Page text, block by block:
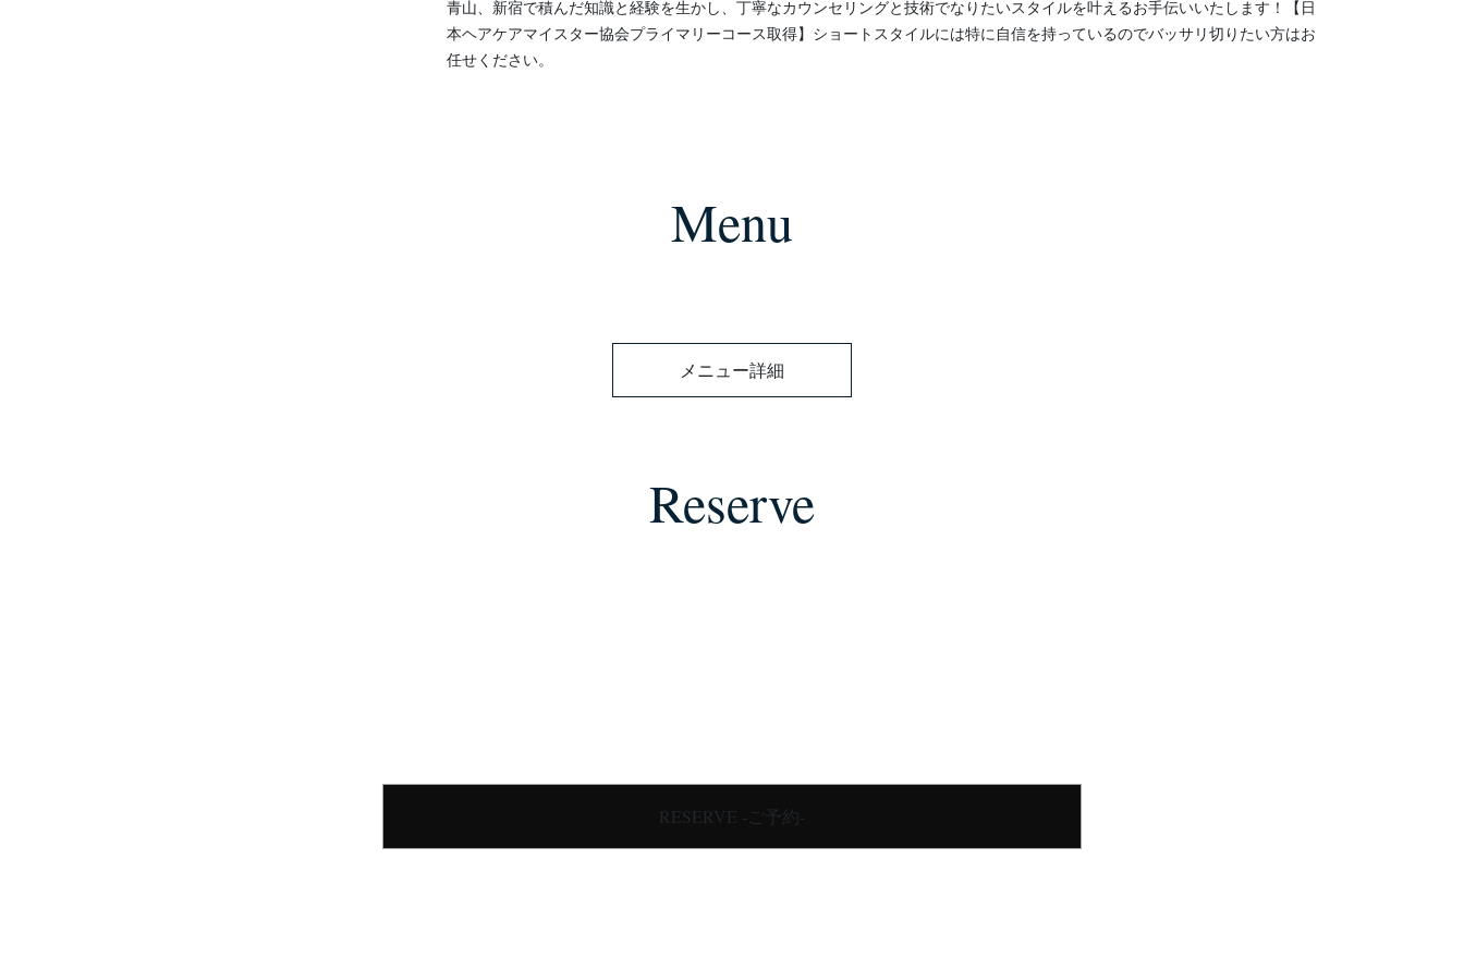
青山、新宿で積んだ知識と経験を生かし、丁寧なカウンセリングと技術でなりたいスタイルを叶えるお手伝いいたします！【日
本ヘアケアマイスター協会プライマリーコース取得】ショートスタイルには特に自信を持っているのでバッサリ切りたい方はお
任せください。
Menu
メニュー詳細
Reserve
RESERVE -ご予約-